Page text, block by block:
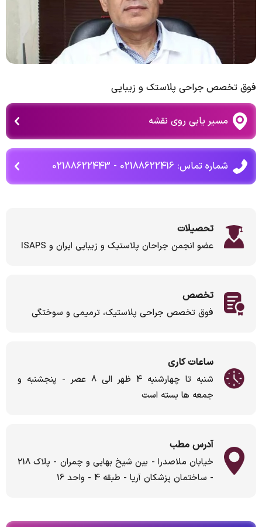
فوق تخصص جراحی پلاستک و زیبایی
مسیر یابی روی نقشه
شماره تماس: 02188622416 - 02188622443
تحصیلات
عضو انجمن جراحان پلاستیک و زیبایی ایران و ISAPS
تخصص
فوق تخصص جراحی پلاستیک، ترمیمی و سوختگی
ساعات کاری
شنبه تا چهارشنبه 4 ظهر الی 8 عصر - پنجشنبه و
جمعه ها بسته است
آدرس مطب
خیابان ملاصدرا - بین شیخ بهایی و چمران - پلاک 218
- ساختمان پزشکان آریا - طبقه 4 - واحد 16